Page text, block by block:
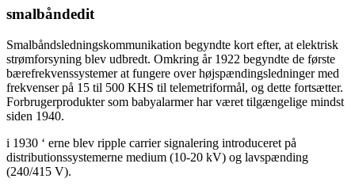
smalbåndedit
Smalbåndsledningskommunikation begyndte kort efter, at elektrisk
strømforsyning blev udbredt. Omkring år 1922 begyndte de første
bærefrekvenssystemer at fungere over højspændingsledninger med
frekvenser på 15 til 500 KHS til telemetriformål, og dette fortsætter.
Forbrugerprodukter som babyalarmer har været tilgængelige mindst
siden 1940.
i 1930 ‘ erne blev ripple carrier signalering introduceret på
distributionssystemerne medium (10-20 kV) og lavspænding
(240/415 V).